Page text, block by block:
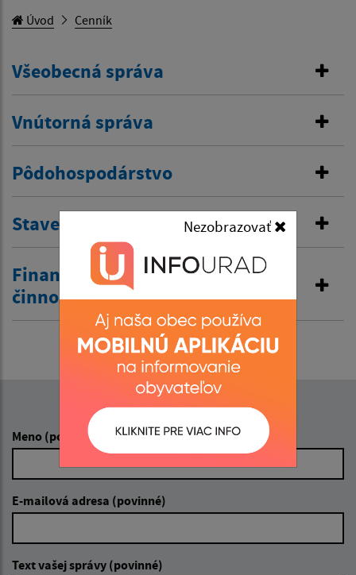
Úvod Cenník
Všeobecná správa
Vnútorná správa
Pôdohospodárstvo
Stavebná správa
Finančná správa a obchodná
činnosť
Napíšte nám:
Meno (povinné)
E-mailová adresa (povinné)
Text vašej správy (povinné)
Nezobrazovať